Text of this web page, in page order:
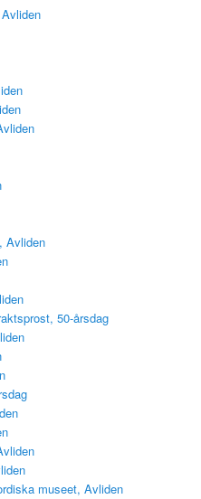
Avliden
50-årsdag
museet, Avliden